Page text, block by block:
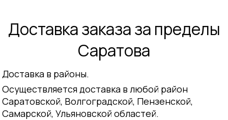
Доставка заказа за пределы
Саратова
Доставка в районы.
Осуществляется доставка в любой район
Саратовской, Волгоградской, Пензенской,
Самарской, Ульяновской областей.